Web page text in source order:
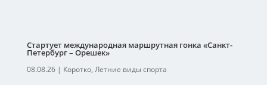
Стартует международная маршрутная гонка «Санкт-
Петербург – Орешек»
08.08.26| Коротко, Летние виды спорта